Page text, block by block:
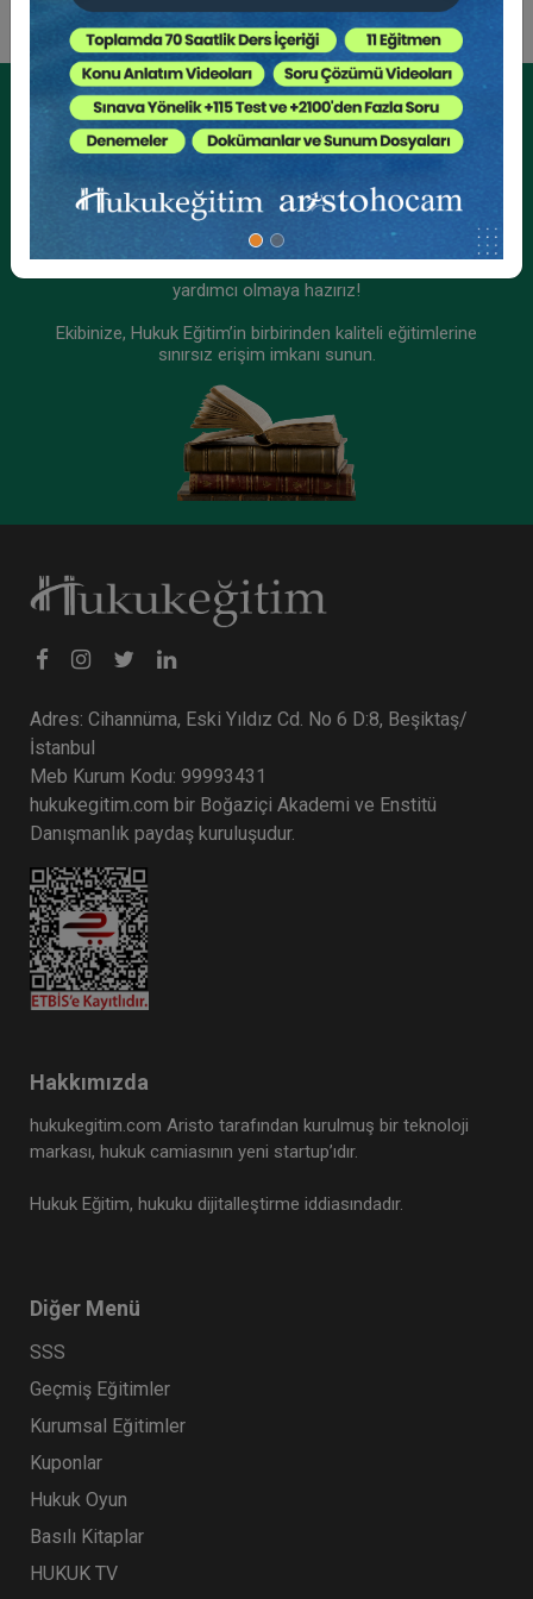
Tüketici Hukuku Enstitüsü
İş Kazaları ve Meslek Hastalıkları - II. İş Hukuku
Kongresi - IX. Oturum
İş Sağlığı ve Güvenliği - II. İş Hukuku Kongresi -
V. Oturum
360 TL
Sosyal Güvenlik Hukuku - II. İş Hukuku Kongresi
- VI. Oturum
360 TL
Tüketici Hukuku Enstitüsü
Kurumsal Üyelikler İçin
Kurumsal Teklif Alın
yardımcı olmaya hazırız!
Ekibinize, Hukuk Eğitim’in birbirinden kaliteli eğitimlerine
sınırsız erişim imkanı sunun.
Adres: Cihannüma, Eski Yıldız Cd. No 6 D:8, Beşiktaş/
İstanbul
Meb Kurum Kodu: 99993431
hukukegitim.com bir Boğaziçi Akademi ve Enstitü
Danışmanlık paydaş kuruluşudur.
Hakkımızda
hukukegitim.com Aristo tarafından kurulmuş bir teknoloji
markası, hukuk camiasının yeni startup’ıdır.
Hukuk Eğitim, hukuku dijitalleştirme iddiasındadır.
Diğer Menü
SSS
Geçmiş Eğitimler
Kurumsal Eğitimler
Kuponlar
Hukuk Oyun
Basılı Kitaplar
HUKUK TV